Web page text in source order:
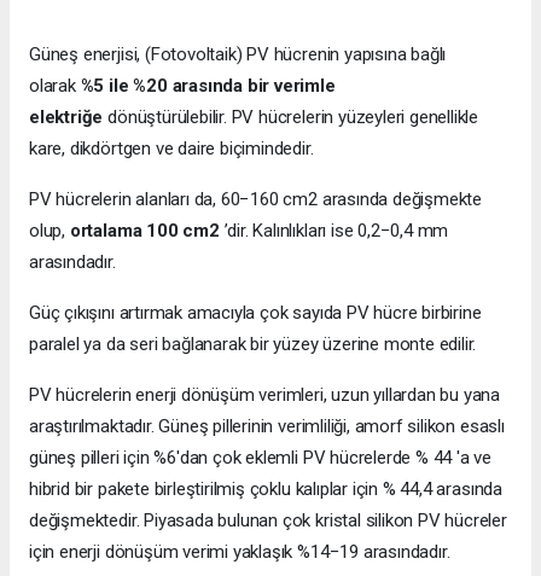
Güneş enerjisi, (Fotovoltaik) PV hücrenin yapısına bağlı
olarak %5 ile %20 arasında bir verimle
elektriğedönüştürülebilir. PV hücrelerin yüzeyleri genellikle
kare, dikdörtgen ve daire biçimindedir.
PV hücrelerin alanları da, 60−160 cm2 arasında değişmekte
olup, ortalama 100 cm2 ’dir. Kalınlıkları ise 0,2−0,4 mm
arasındadır.
Güç çıkışını artırmak amacıyla çok sayıda PV hücre birbirine
paralel ya da seri bağlanarak bir yüzey üzerine monte edilir.
PV hücrelerin enerji dönüşüm verimleri, uzun yıllardan bu yana
araştırılmaktadır. Güneş pillerinin verimliliği, amorf silikon esaslı
güneş pilleri için %6'dan çok eklemli PV hücrelerde % 44 'a ve
hibrid bir pakete birleştirilmiş çoklu kalıplar için % 44,4 arasında
değişmektedir. Piyasada bulunan çok kristal silikon PV hücreler
için enerji dönüşüm verimi yaklaşık %14−19 arasındadır.